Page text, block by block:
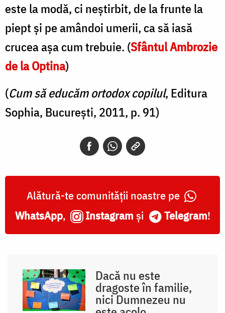
este la modă, ci neştirbit, de la frunte la
piept şi pe amândoi umerii, ca să iasă
crucea aşa cum trebuie. (Sfântul Ambrozie
de la Optina)
(Cum să educăm ortodox copilul, Editura
Sophia, București, 2011, p. 91)
Alătură-te comunității noastre pe
WhatsApp, Instagram și Telegram!
Dacă nu este
dragoste în familie,
nici Dumnezeu nu